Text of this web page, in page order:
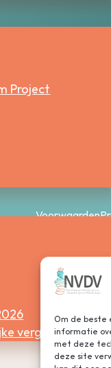
Om de beste
informatie
met deze
deze site
Project
vergadering
Voorwaarden